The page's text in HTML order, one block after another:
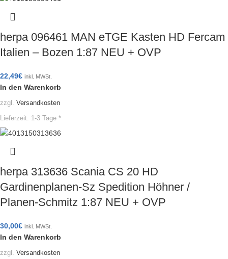
herpa 096461 MAN eTGE Kasten HD Fercam
Italien – Bozen 1:87 NEU + OVP
22,49€ inkl. MWSt.
In den Warenkorb
zzgl. Versandkosten
Lieferzeit: 1-3 Tage *
herpa 313636 Scania CS 20 HD
Gardinenplanen-Sz Spedition Höhner /
Planen-Schmitz 1:87 NEU + OVP
30,00€ inkl. MWSt.
In den Warenkorb
zzgl. Versandkosten